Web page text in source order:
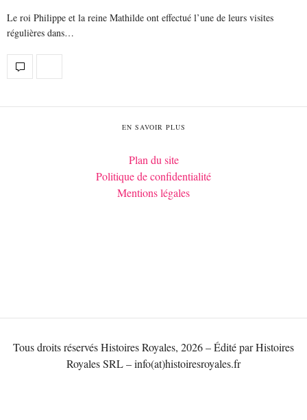
Le roi Philippe et la reine Mathilde ont effectué l’une de leurs visites
régulières dans…
EN SAVOIR PLUS
Plan du site
Politique de confidentialité
Mentions légales
Tous droits réservés Histoires Royales, 2026 – Édité par Histoires
Royales SRL – info(at)histoiresroyales.fr